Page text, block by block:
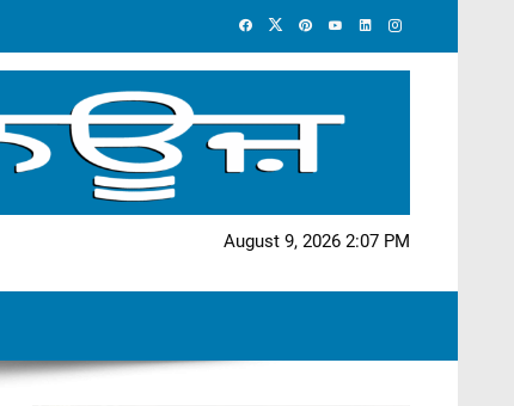
August 9, 2026 2:07 PM